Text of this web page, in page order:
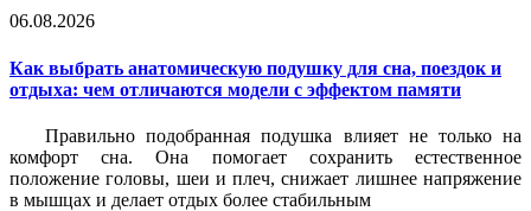
06.08.2026
Как выбрать анатомическую подушку для сна, поездок и
отдыха: чем отличаются модели с эффектом памяти
Правильно подобранная подушка влияет не только на
комфорт сна. Она помогает сохранить естественное
положение головы, шеи и плеч, снижает лишнее напряжение
в мышцах и делает отдых более стабильным